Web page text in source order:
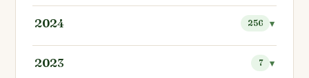
2024 256
2023 7